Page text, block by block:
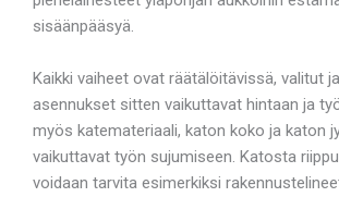
sisäänpääsyä.
Kaikki vaiheet ovat räätälöitävissä, valitut
asennukset sitten vaikuttavat hintaan ja
myös katemateriaali, katon koko ja katon
vaikuttavat työn sujumiseen. Katosta
voidaan tarvita esimerkiksi